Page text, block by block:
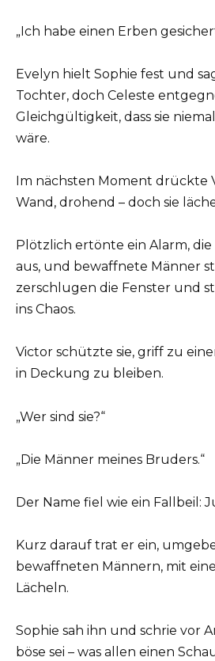
„Ich habe einen Erben
Evelyn hielt Sophie fest und
Tochter, doch Celeste
Gleichgültigkeit, dass sie
wäre.
Im nächsten Moment drückte
Wand, drohend – doch sie
Plötzlich ertönte ein Alarm,
aus, und bewaffnete Männer
zerschlugen die Fenster und
ins Chaos.
Victor schützte sie, griff zu
in Deckung zu bleiben.
„Wer sind sie?“
„Die Männer meines Bruders.“
Der Name fiel wie ein Fallbeil:
Kurz darauf trat er ein,
bewaffneten Männern, mit
Lächeln.
Sophie sah ihn und schrie vor
böse sei – was allen einen